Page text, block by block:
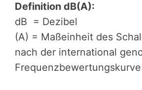
Definition dB(A):
dB = Dezibel
(A) = Maßeinheit des
nach der international